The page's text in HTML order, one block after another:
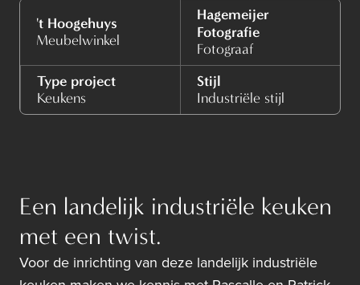
't Hoogehuys
Meubelwinkel
Hagemeijer
Fotografie
Fotograaf
Type project
Keukens
Stijl
Industriële stijl
Een landelijk industriële keuken
met een twist.
Voor de inrichting van deze landelijk industriële